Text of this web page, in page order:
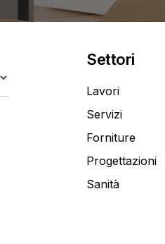
+39 0424470772
Settori
Lavori
Servizi
Forniture
Progettazioni
Sanità